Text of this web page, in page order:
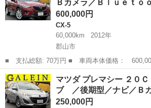
量： 660...
Ｂカメラ／Ｂｌｕｅｔｏ
600,000円
CX-5
60,000km
2012年
郡山市
■ 支払総額: 70万円 ■ 車両本体価格： 600,000 円 ■ メーカー
名： マツダ ■ 車種名： ＣＸ－５ ■ グレ
ッケージ ナビ／Ｂカメラ／Ｂｌｕｅｔｏｏｔｈ
突軽減ブレーキ／...
福島 郡山市 CX-5
マツダ プレマシー ２０
ブ ／後期型／ナビ／Ｂ
250,000円